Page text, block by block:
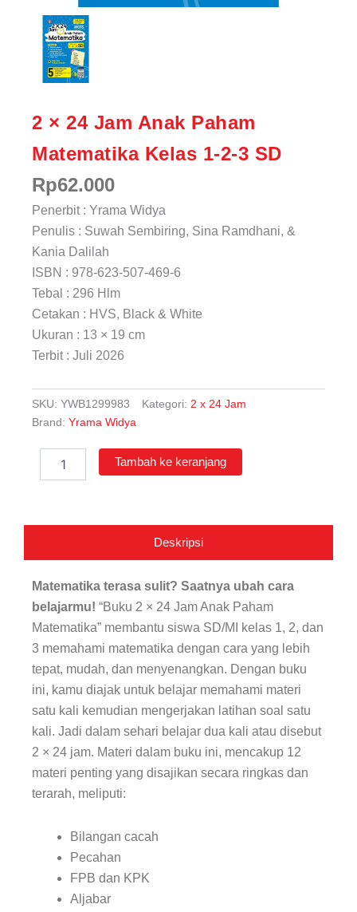
2 × 24 Jam Anak Paham
Matematika Kelas 1-2-3 SD
Rp62.000
Penerbit : Yrama Widya
Penulis : Suwah Sembiring, Sina Ramdhani, &
Kania Dalilah
ISBN : 978-623-507-469-6
Tebal : 296 Hlm
Cetakan : HVS, Black & White
Ukuran : 13 × 19 cm
Terbit : Juli 2026
SKU: YWB1299983 Kategori: 2 x 24 Jam
Brand: Yrama Widya
Kelas
1-
2-
3
SD
Tambah ke keranjang
Deskripsi
Matematika terasa sulit? Saatnya ubah cara
belajarmu! “Buku 2 × 24 Jam Anak Paham
Matematika” membantu siswa SD/MI kelas 1, 2, dan
3 memahami matematika dengan cara yang lebih
tepat, mudah, dan menyenangkan. Dengan buku
ini, kamu diajak untuk belajar memahami materi
satu kali kemudian mengerjakan latihan soal satu
kali. Jadi dalam sehari belajar dua kali atau disebut
2 × 24 jam. Materi dalam buku ini, mencakup 12
materi penting yang disajikan secara ringkas dan
terarah, meliputi:
Bilangan cacah
Pecahan
FPB dan KPK
Aljabar